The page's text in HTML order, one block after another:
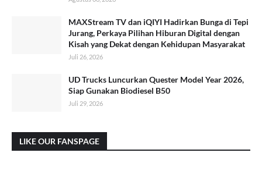
MAXStream TV dan iQIYI Hadirkan Bunga di Tepi
Jurang, Perkaya Pilihan Hiburan Digital dengan
Kisah yang Dekat dengan Kehidupan Masyarakat
Juli 26, 2026
UD Trucks Luncurkan Quester Model Year 2026,
Siap Gunakan Biodiesel B50
Juli 29, 2026
LIKE OUR FANSPAGE